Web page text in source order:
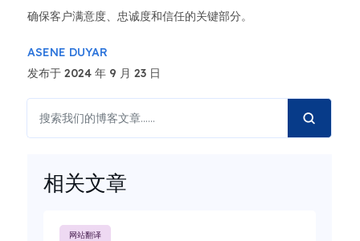
确保客户满意度、忠诚度和信任的关键部分。
ASENE DUYAR
发布于 2024 年 9 月 23 日
相关文章
网站翻译